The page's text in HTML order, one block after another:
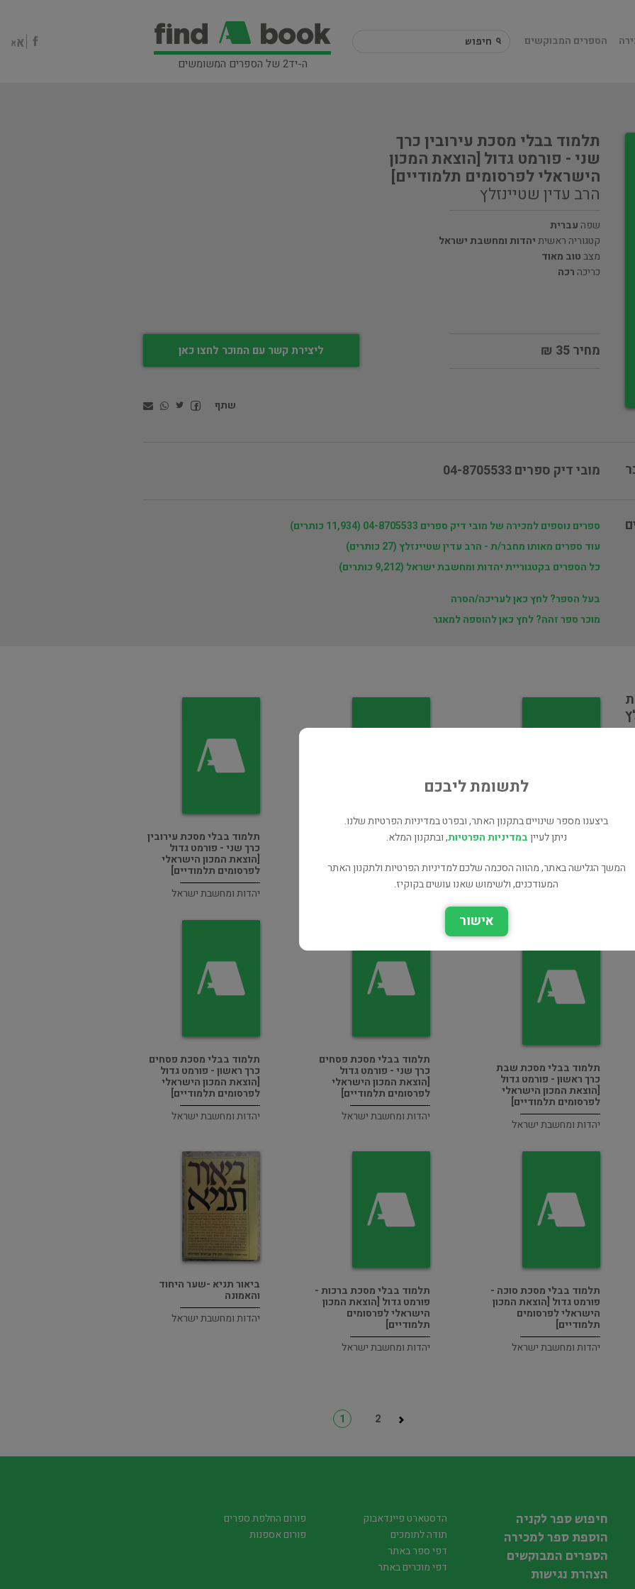
ה-יד2 של הספרים המשומשים
הספרים המבוקשים
תלמוד בבלי מסכת עירובין כרך
שני - פורמט גדול [הוצאת המכון
הישראלי לפרסומים תלמודיים]
הרב עדין שטיינזלץ
שפה עברית
קטגוריה ראשיתיהדות ומחשבת ישראל
מצבטוב מאוד
כריכה רכה
מחיר 35 ₪ ליצירת קשר עם המוכר לחצו כאן
שתף
מובי דיק ספרים 04-8705533
ספרים נוספים למכירה של מובי דיק ספרים 04-8705533 (11,934 כותרים)
עוד ספרים מאותו מחבר/ת - הרב עדין שטיינזלץ (27 כותרים)
כל הספרים בקטגוריית יהדות ומחשבת ישראל (9,212 כותרים)
בעל הספר? לחץ כאן לעריכה/הסרה
מוכר ספר זהה? לחץ כאן להוספה למאגר
שישה מסיפורי המעשיות
יהדות ומחשבת ישראל
תלמוד בבלי : מסכת ברכות
יהדות ומחשבת ישראל
תלמוד בבלי מסכת עירובין
כרך שני - פורמט גדול
[הוצאת המכון הישראלי
לפרסומים תלמודיים]
יהדות ומחשבת ישראל
תלמוד בבלי מסכת שבת
כרך ראשון - פורמט גדול
[הוצאת המכון הישראלי
לפרסומים תלמודיים]
יהדות ומחשבת ישראל
תלמוד בבלי מסכת פסחים
כרך שני - פורמט גדול
[הוצאת המכון הישראלי
לפרסומים תלמודיים]
יהדות ומחשבת ישראל
תלמוד בבלי מסכת פסחים
כרך ראשון - פורמט גדול
[הוצאת המכון הישראלי
לפרסומים תלמודיים]
יהדות ומחשבת ישראל
תלמוד בבלי מסכת סוכה -
פורמט גדול [הוצאת המכון
הישראלי לפרסומים
תלמודיים]
יהדות ומחשבת ישראל
תלמוד בבלי מסכת ברכות -
פורמט גדול [הוצאת המכון
הישראלי לפרסומים
תלמודיים]
יהדות ומחשבת ישראל
ביאור תניא -שער היחוד
והאמונה
יהדות ומחשבת ישראל
1 2
לתשומת ליבכם
ביצענו מספר שינויים בתקנון האתר, ובפרט במדיניות הפרטיות שלנו.
ניתן לעייןבמדיניות הפרטיות, ובתקנון המלא.
המשך הגלישה באתר, מהווה הסכמה שלכם למדיניות הפרטיות ולתקנון האתר
המעודכנים, ולשימוש שאנו עושים בקוקיז.
אישור
חיפוש ספר לקניה
הוספת ספר למכירה
הספרים המבוקשים
הצהרת נגישות
הדסטארט פיינדאבוק
תודה לתומכים
דפי ספר באתר
דפי מוכרים באתר
פורום החלפת ספרים
פורום אספנות